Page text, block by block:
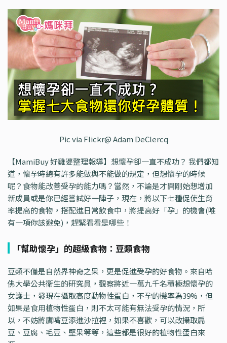
Pic via Flickr@ Adam DeClercq
【MamiBuy 好雞婆整理報導】想懷孕卻一直不成功？ 我們都知
道，懷孕時總有許多能做與不能做的規定，但想懷孕的時候
呢？食物能改善受孕的能力嗎？當然，不論是才開剛始想增加
新成員或是你已經嘗試好一陣子，現在，將以下七種促使生育
率提高的食物，搭配進日常飲食中，將提高好「孕」的機會(唯
有一項你該避免)，趕緊看看是哪些！
「幫助懷孕」的超級食物：豆類食物
豆類不僅是自然界神奇之果，更是促進受孕的好食物。來自哈
佛大學公共衛生的研究員，觀察將近一萬九千名積極想懷孕的
女護士，發現在攝取高度動物性蛋白，不孕的機率為39%，但
如果是食用植物性蛋白，則不太可能有無法受孕的情況，所
以，不妨將鷹嘴豆添進沙拉裡，如果不喜歡，可以改攝取扁
豆、豆腐、毛豆、堅果等等，這些都是很好的植物性蛋白來